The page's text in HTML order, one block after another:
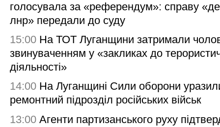
голосувала за «референдум»: справу
лнр» передали до суду
15:00 На ТОТ Луганщини затримали
звинуваченням у «закликах до
діяльності»
14:00 На Луганщині Сили оборони
ремонтний підрозділ російських військ
13:00 Агенти партизанського руху